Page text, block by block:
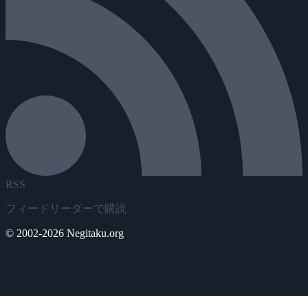
RSS
フィードリーダーで購読
© 2002-2026 Negitaku.org